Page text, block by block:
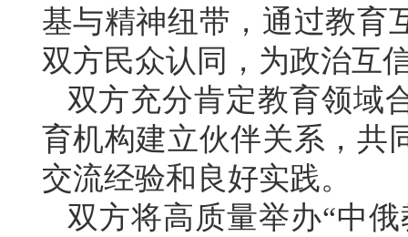
基与精神纽带，通过教育
双方民众认同，为政治互
双方充分肯定教育领域
育机构建立伙伴关系，共
交流经验和良好实践。
双方将高质量举办“中